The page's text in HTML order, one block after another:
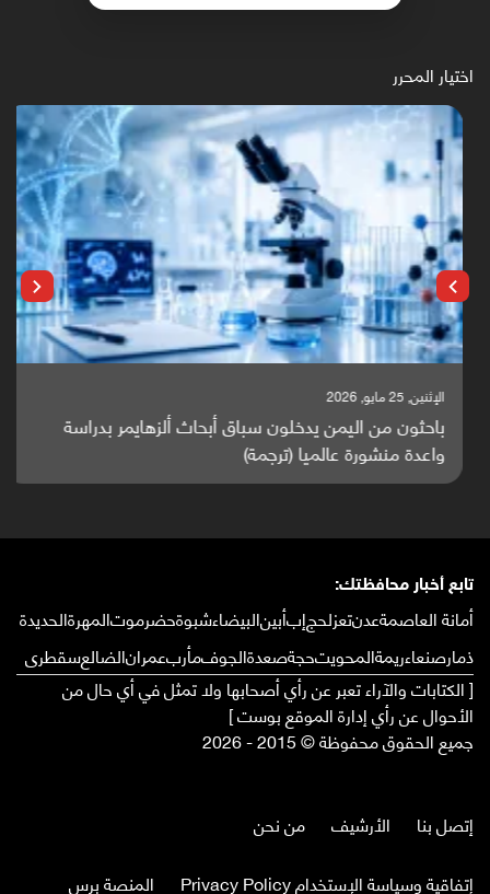
اختيار المحرر
الإثنين, 25 مايو, 2026
باحثون من اليمن يدخلون سباق أبحاث ألزهايمر بدراسة
واعدة منشورة عالميا (ترجمة)
تابع أخبار محافظتك:
أمانة العاصمةعدنتعزلحجإبأبينالبيضاءشبوةحضرموتالمهرةالحديدة
ذمارصنعاءريمةالمحويتحجةصعدةالجوفمأربعمرانالضالعسقطرى
[ الكتابات والآراء تعبر عن رأي أصحابها ولا تمثل في أي حال من
الأحوال عن رأي إدارة الموقع بوست ]
جميع الحقوق محفوظة © 2015 - 2026
إتصل بنا الأرشيف
من نحن
إتفاقية وسياسة الإستخدام Privacy Policy
المنصة برس